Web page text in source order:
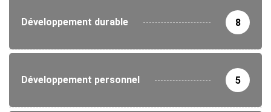
Développement durable 8
Développement personnel 5